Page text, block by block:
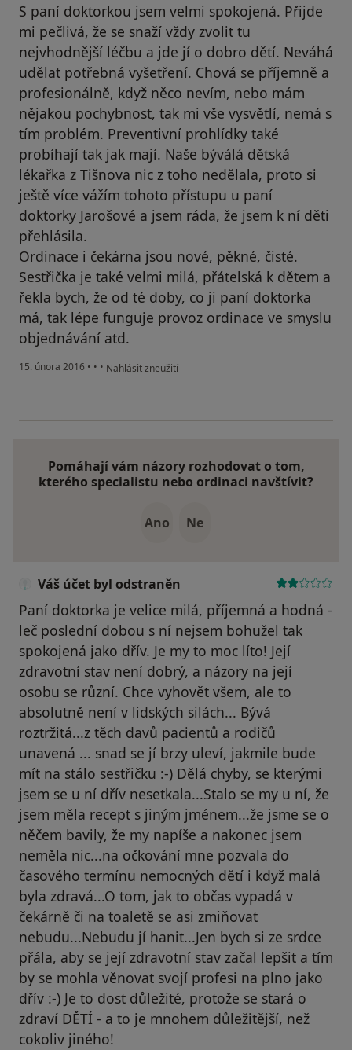
S paní doktorkou jsem velmi spokojená. Přijde
mi pečlivá, že se snaží vždy zvolit tu
nejvhodnější léčbu a jde jí o dobro dětí. Neváhá
udělat potřebná vyšetření. Chová se příjemně a
profesionálně, když něco nevím, nebo mám
nějakou pochybnost, tak mi vše vysvětlí, nemá s
tím problém. Preventivní prohlídky také
probíhají tak jak mají. Naše býválá dětská
lékařka z Tišnova nic z toho nedělala, proto si
ještě více vážím tohoto přístupu u paní
doktorky Jarošové a jsem ráda, že jsem k ní děti
přehlásila.
Ordinace i čekárna jsou nové, pěkné, čisté.
Sestřička je také velmi milá, přátelská k dětem a
řekla bych, že od té doby, co ji paní doktorka
má, tak lépe funguje provoz ordinace ve smyslu
objednávání atd.
15. února 2016 • • • podle názoru uživatele Váš účet byl odstraněn
Nahlásit zneužití
Pomáhají vám názory rozhodovat o tom,
kterého specialistu nebo ordinaci navštívit?
Ano Ne
Váš účet byl odstraněn
Paní doktorka je velice milá, příjemná a hodná -
leč poslední dobou s ní nejsem bohužel tak
spokojená jako dřív. Je my to moc líto! Její
zdravotní stav není dobrý, a názory na její
osobu se různí. Chce vyhovět všem, ale to
absolutně není v lidských silách... Bývá
roztržitá...z těch davů pacientů a rodičů
unavená ... snad se jí brzy uleví, jakmile bude
mít na stálo sestřičku :-) Dělá chyby, se kterými
jsem se u ní dřív nesetkala...Stalo se my u ní, že
jsem měla recept s jiným jménem...že jsme se o
něčem bavily, že my napíše a nakonec jsem
neměla nic...na očkování mne pozvala do
časového termínu nemocných dětí i když malá
byla zdravá...O tom, jak to občas vypadá v
čekárně či na toaletě se asi zmiňovat
nebudu...Nebudu jí hanit...Jen bych si ze srdce
přála, aby se její zdravotní stav začal lepšit a tím
by se mohla věnovat svojí profesi na plno jako
dřív :-) Je to dost důležité, protože se stará o
zdraví DĚTÍ - a to je mnohem důležitější, než
cokoliv jiného!